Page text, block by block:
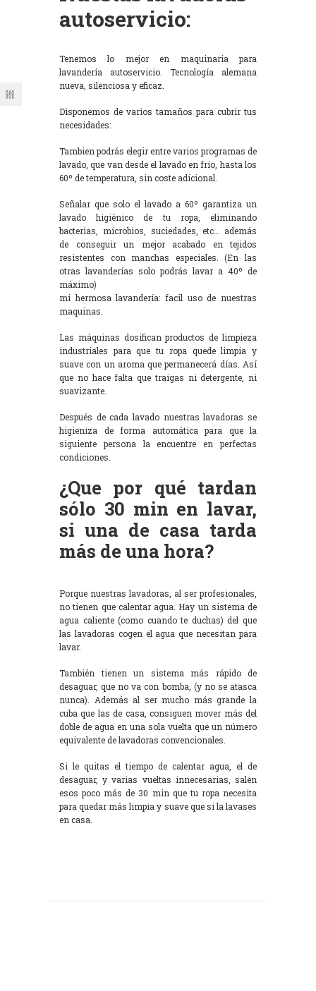
autoservicio:
Tenemos lo mejor en maquinaria para
lavandería autoservicio. Tecnología alemana
nueva, silenciosa y eficaz.
Disponemos de varios tamaños para cubrir tus
necesidades:
Tambien podrás elegir entre varios programas de
lavado, que van desde el lavado en frío, hasta los
60º de temperatura, sin coste adicional.
Señalar que solo el lavado a 60º garantiza un
lavado higiénico de tu ropa, eliminando
bacterias, microbios, suciedades, etc… además
de conseguir un mejor acabado en tejidos
resistentes con manchas especiales. (En las
otras lavanderías solo podrás lavar a 40º de
máximo)
mi hermosa lavandería: facil uso de nuestras
maquinas.
Las máquinas dosifican productos de limpieza
industriales para que tu ropa quede limpia y
suave con un aroma que permanecerá días. Así
que no hace falta que traigas ni detergente, ni
suavizante.
Después de cada lavado nuestras lavadoras se
higieniza de forma automática para que la
siguiente persona la encuentre en perfectas
condiciones.
¿Que por qué tardan
sólo 30 min en lavar,
si una de casa tarda
más de una hora?
Porque nuestras lavadoras, al ser profesionales,
no tienen que calentar agua. Hay un sistema de
agua caliente (como cuando te duchas) del que
las lavadoras cogen el agua que necesitan para
lavar.
También tienen un sistema más rápido de
desaguar, que no va con bomba, (y no se atasca
nunca). Además al ser mucho más grande la
cuba que las de casa, consiguen mover más del
doble de agua en una sola vuelta que un número
equivalente de lavadoras convencionales.
Si le quitas el tiempo de calentar agua, el de
desaguar, y varias vueltas innecesarias, salen
esos poco más de 30 min que tu ropa necesita
para quedar más limpia y suave que si la lavases
en casa.